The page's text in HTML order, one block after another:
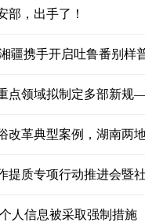
部，出手了！
疆携手开启吐鲁番别样
改革典型案例，湖南两
提质专项行动推进会暨
人信息被采取强制措施